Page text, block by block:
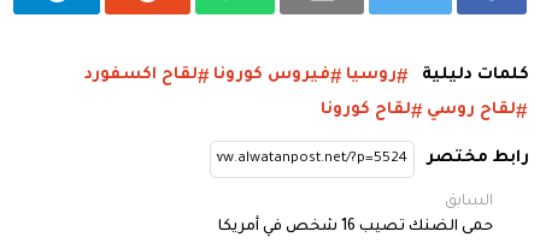
كلمات دليلية روسيا فيروس كورونا
لقاح اكسفورد
لقاح روسي
لقاح كورونا
رابط مختصر
السابق
حمى الضنك تصيب 16 شخص في أمريكا